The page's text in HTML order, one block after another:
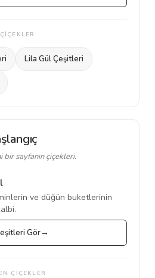
Lila Gül Çeşitleri
sayfanın çiçekleri.
ve düğün buketlerinin
Gör
ÇİÇEKLER